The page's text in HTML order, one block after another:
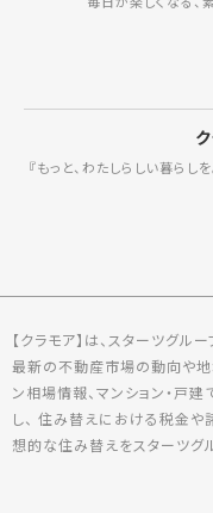
『もっと、わたしらしい暮らし
【クラモア】は、スターツグル
最新の不動産市場の動向や地
ン相場情報、マンション・戸
し、 住み替えにおける税金
想的な住み替えをスターツグ